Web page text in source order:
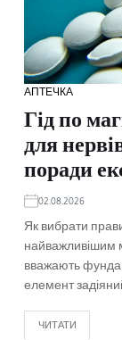
АПТЕЧКА
Гід по
для
поради
02.08.2026
Як вибрати
найважливішим
вважають
елемент
ЧИТАТИ